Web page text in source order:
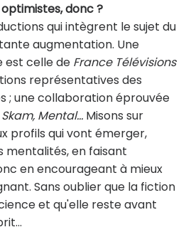
donc ?
qui intègrent le sujet du
augmentation. Une
est celle de France Télévisions
représentatives des
; une collaboration éprouvée
Skam, Mental… Misons sur
profils qui vont émerger,
mentalités, en faisant
en encourageant à mieux
Sans oublier que la fiction
et qu'elle reste avant